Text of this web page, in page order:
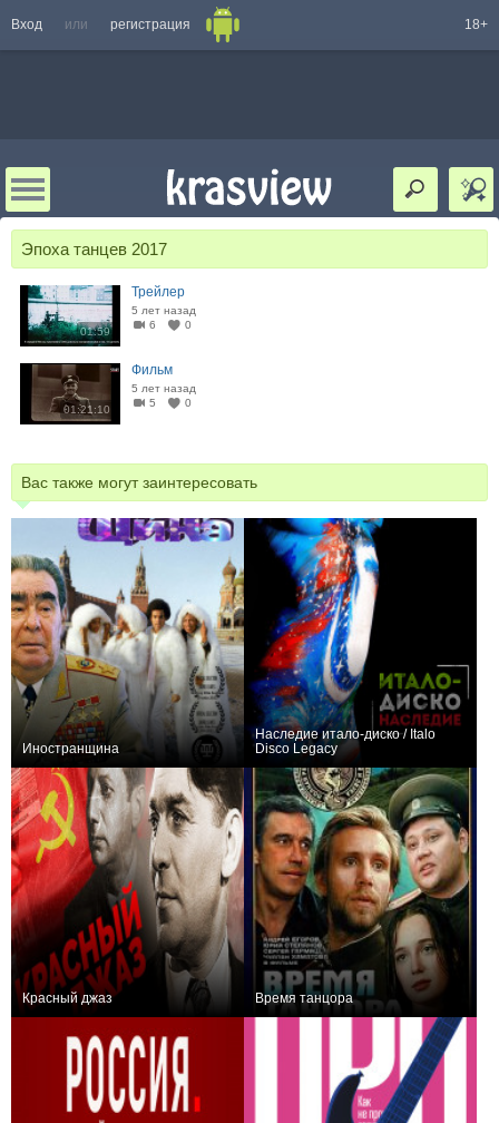
Вход или регистрация 18+
Эпоха танцев 2017
01:59
Трейлер
5 лет назад
6
0
01:21:10
Фильм
5 лет назад
5
0
Вас также могут заинтересовать
Иностранщина
Наследие итало-диско / Italo
Disco Legacy
Красный джаз Время танцора